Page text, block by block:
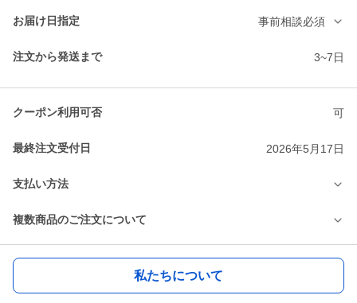
お届け日指定 事前相談必須
注文から発送まで 3~7日
クーポン利用可否 可
最終注文受付日 2026年5月17日
支払い方法
複数商品のご注文について
私たちについて